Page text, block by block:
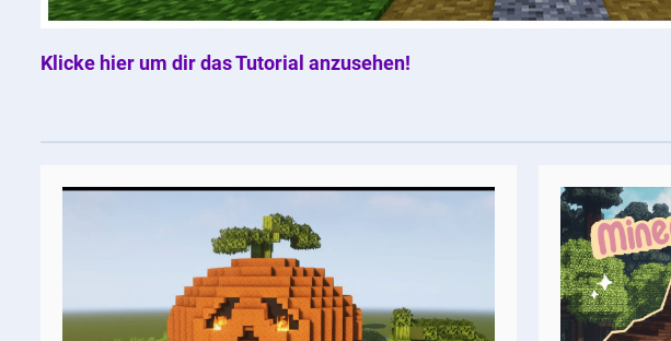
Klicke hier um dir das Tutorial anzusehen!